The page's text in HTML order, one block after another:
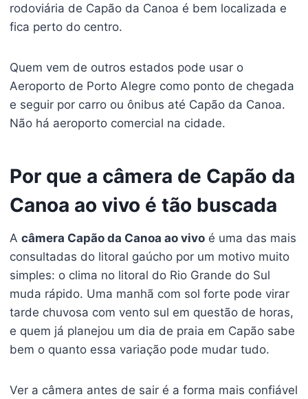
rodoviária de Capão da Canoa é bem localizada e
fica perto do centro.
Quem vem de outros estados pode usar o
Aeroporto de Porto Alegre como ponto de chegada
e seguir por carro ou ônibus até Capão da Canoa.
Não há aeroporto comercial na cidade.
Por que a câmera de Capão da
Canoa ao vivo é tão buscada
A câmera Capão da Canoa ao vivo é uma das mais
consultadas do litoral gaúcho por um motivo muito
simples: o clima no litoral do Rio Grande do Sul
muda rápido. Uma manhã com sol forte pode virar
tarde chuvosa com vento sul em questão de horas,
e quem já planejou um dia de praia em Capão sabe
bem o quanto essa variação pode mudar tudo.
Ver a câmera antes de sair é a forma mais confiável